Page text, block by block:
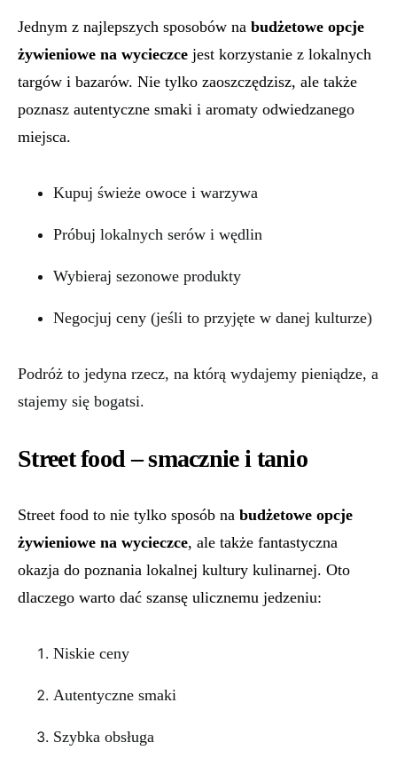
Jednym z najlepszych sposobów na budżetowe opcje
żywieniowe na wycieczce jest korzystanie z lokalnych
targów i bazarów. Nie tylko zaoszczędzisz, ale także
poznasz autentyczne smaki i aromaty odwiedzanego
miejsca.
Kupuj świeże owoce i warzywa
Próbuj lokalnych serów i wędlin
Wybieraj sezonowe produkty
Negocjuj ceny (jeśli to przyjęte w danej kulturze)
Podróż to jedyna rzecz, na którą wydajemy pieniądze, a
stajemy się bogatsi.
Street food – smacznie i tanio
Street food to nie tylko sposób na budżetowe opcje
żywieniowe na wycieczce, ale także fantastyczna
okazja do poznania lokalnej kultury kulinarnej. Oto
dlaczego warto dać szansę ulicznemu jedzeniu:
Niskie ceny
Autentyczne smaki
Szybka obsługa